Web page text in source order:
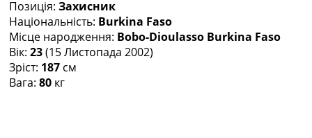
Таблиця УПЛ
Перша Ліга
Таблиця АПЛ
Таблиця Ла Ліги
Таблиця Ліги Чемпіонів
Всі таблиці >>>
Позиція: Захисник
Національність: Burkina Faso
Місце народження: Bobo-Dioulasso Burkina Faso
Вік: 23(15 Листопада 2002)
Зріст: 187 см
Вага: 80 кг